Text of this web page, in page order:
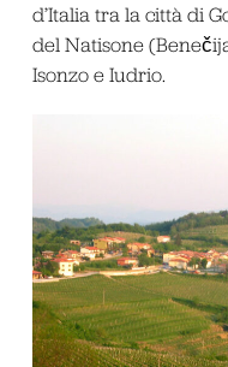
d’Italia tra la città di
del Natisone
Isonzo e Iudrio.